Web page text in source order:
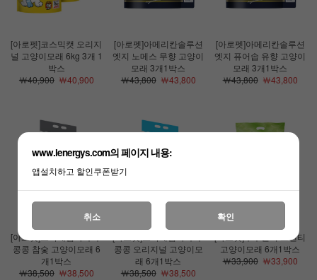
[아로펫]코스믹캣 오리지
널 고양이모래 6kg 3개 1
박스
￦40,900￦40,900
[아로펫]아메리칸솔루션
엣지 노메스 무향 고양이
모래 3개1박스
￦43,800￦43,800
[아로펫]아메리칸솔루션
엣지 퓨어솝 유향 고양이
모래 3개1박스
￦43,800￦43,800
[아로펫]초극세입자 두부
콩콩 참숯 고양이모래 6
개1박스
￦38,500￦38,500
콩콩 오리지널 고양이모
래 6개1박스
￦38,500￦38,500
[아로펫]두부킬러 그린티
고양이모래 6개1박스
￦33,900￦33,900
www.lenergys.com의 페이지 내용:
앱설치하고 할인쿠폰받기
취소 확인